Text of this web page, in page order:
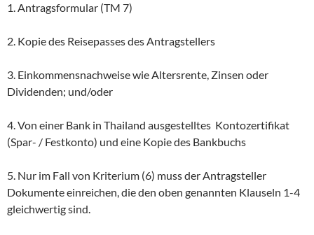
1. Antragsformular (TM 7)
2. Kopie des Reisepasses des Antragstellers
3. Einkommensnachweise wie Altersrente, Zinsen oder
Dividenden; und/oder
4. Von einer Bank in Thailand ausgestelltes Kontozertifikat
(Spar- / Festkonto) und eine Kopie des Bankbuchs
5. Nur im Fall von Kriterium (6) muss der Antragsteller
Dokumente einreichen, die den oben genannten Klauseln 1-4
gleichwertig sind.